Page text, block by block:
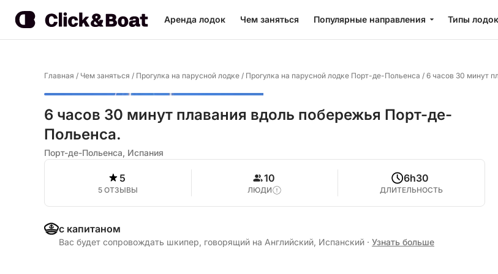
Аренда лодок Чем заняться Популярные направления Типы лодок
Главная / Чем заняться / Прогулка на парусной лодке / Прогулка на парусной лодке Порт-де-Польенса / 6 часов 30 минут
6 часов 30 минут плавания вдоль побережья Порт-де-
Польенса.
Порт-де-Польенса, Испания
5
5 ОТЗЫВЫ
10
ЛЮДИ
6h30
ДЛИТЕЛЬНОСТЬ
с капитаном
Вас будет сопровождать шкипер, говорящий на Английский, Испанский · Узнать больше